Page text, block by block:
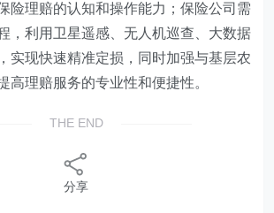
险理赔的认知和操作能力；保险公司需
，利用卫星遥感、无人机巡查、大数据
实现快速精准定损，同时加强与基层农
高理赔服务的专业性和便捷性。
THE END
分享